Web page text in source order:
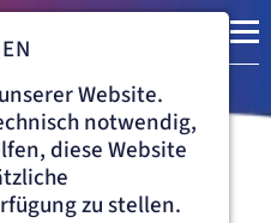
Website.
notwendig,
diese Website
zu stellen.